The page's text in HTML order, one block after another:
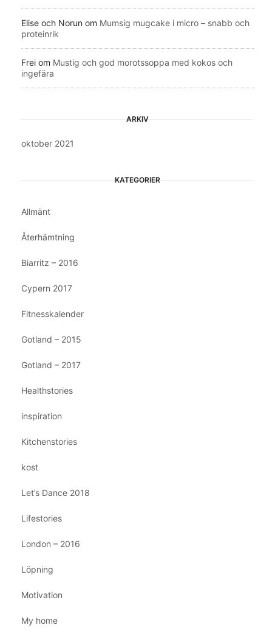
Elise och Norun om Mumsig mugcake i micro – snabb och
proteinrik
Frei om Mustig och god morotssoppa med kokos och
ingefära
ARKIV
oktober 2021
KATEGORIER
Allmänt
Återhämtning
Biarritz – 2016
Cypern 2017
Fitnesskalender
Gotland – 2015
Gotland – 2017
Healthstories
inspiration
Kitchenstories
kost
Let’s Dance 2018
Lifestories
London – 2016
Löpning
Motivation
My home